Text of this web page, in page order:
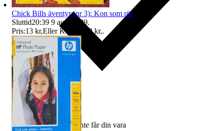
Ersättning om du inte får din vara
Chick Bills äventyr (nr 3): Kon som röt
Sluttid20:39 9 aug 20:39.
Pris:13 kr,Eller Köp nu 22 kr,.